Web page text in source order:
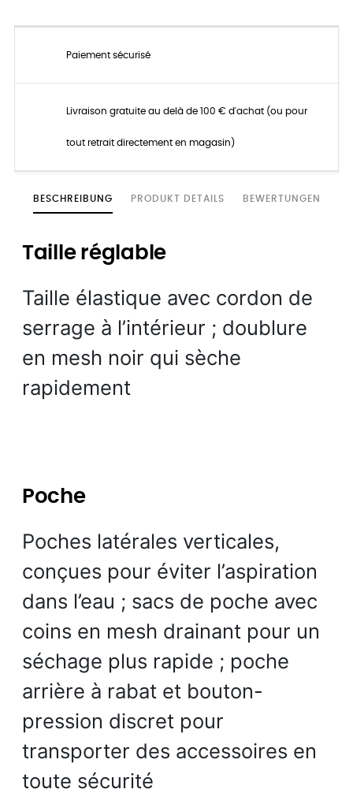
Paiement sécurisé
Livraison gratuite au delà de 100 € d'achat (ou pour
tout retrait directement en magasin)
BESCHREIBUNG PRODUKT DETAILS BEWERTUNGEN
Taille réglable
Taille élastique avec cordon de
serrage à l’intérieur ; doublure
en mesh noir qui sèche
rapidement
Poche
Poches latérales verticales,
conçues pour éviter l’aspiration
dans l’eau ; sacs de poche avec
coins en mesh drainant pour un
séchage plus rapide ; poche
arrière à rabat et bouton-
pression discret pour
transporter des accessoires en
toute sécurité